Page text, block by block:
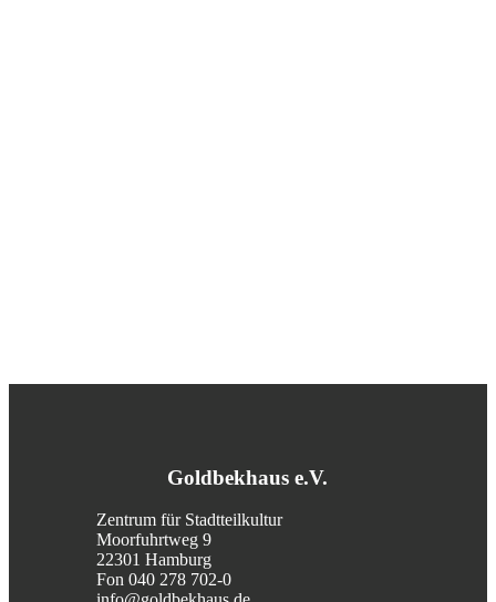
Goldbekhaus e.V.
Zentrum für Stadtteilkultur
Moorfuhrtweg 9
22301 Hamburg
Fon 040 278 702-0